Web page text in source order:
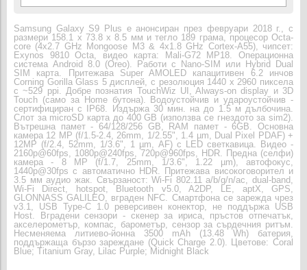
Samsung Galaxy S9 Plus е анонсиран през февруари 2018 г., с
размери 158.1 x 73.8 x 8.5 мм и тегло 189 грама, процесор Octa-
core (4x2.7 GHz Mongoose M3 & 4x1.8 GHz Cortex-A55), чипсет:
Exynos 9810 Octa, видео карта: Mali-G72 MP18. Операционна
система Android 8.0 (Oreo). Работи с Nano-SIM или Hybrid Dual
SIM карта. Притежава Super AMOLED капацитивен 6.2 инчов
Corning Gorilla Glass 5 дисплей, с резолюция 1440 x 2960 пиксела
с ~529 ppi. Добре познатия TouchWiz UI, Always-on display и 3D
Touch (само за Home бутона). Водоустойчив и удароустойчив -
сертифициран с IP68. Издържа 30 мин. на до 1.5 м дълбочина.
Слот за microSD карта до 400 GB (използва се гнездото за sim2).
Вътрешна памет - 64/128/256 GB, RAM памет - 6GB. Основна
камера 12 MP (f/1.5-2.4, 26mm, 1/2.55", 1.4 µm, Dual Pixel PDAF) +
12MP (f/2.4, 52mm, 1/3.6", 1 µm, AF) с LED светкавица. Видео -
2160p@60fps, 1080p@240fps, 720p@960fps, HDR. Предна (селфи)
камера - 8 MP (f/1.7, 25mm, 1/3.6", 1.22 µm), автофокус,
1440p@30fps с автоматично HDR. Притежава високоговорител и
3.5 мм аудио жак. Свързаност: Wi-Fi 802.11 a/b/g/n/ac, dual-band,
Wi-Fi Direct, hotspot, Bluetooth v5.0, A2DP, LE, aptX, GPS,
GLONNASS GALILEO, вграден NFC. Смартфона се зарежда чрез
v3.1, USB Type-C 1.0 реверсивен конектор, не поддържа USB
Host. Вградени сензори - скенер за ириса, пръстов отпечатък,
акселерометър, компас, барометър, сензор за сърдечния ритъм.
Несменяема литиево-йонна 3500 mAh (13.48 Wh) батерия,
поддържаща бързо зареждане (Quick Charge 2.0). Цветове: Coral
Blue; Titanium Gray, Lilac Purple; Midnight Black